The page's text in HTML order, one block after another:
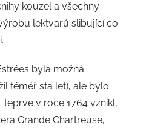
kouzel a všechny
lektvarů slibující co
byla možná
téměř sta let), ale bylo
v roce 1764 vznikl,
Grande Chartreuse,